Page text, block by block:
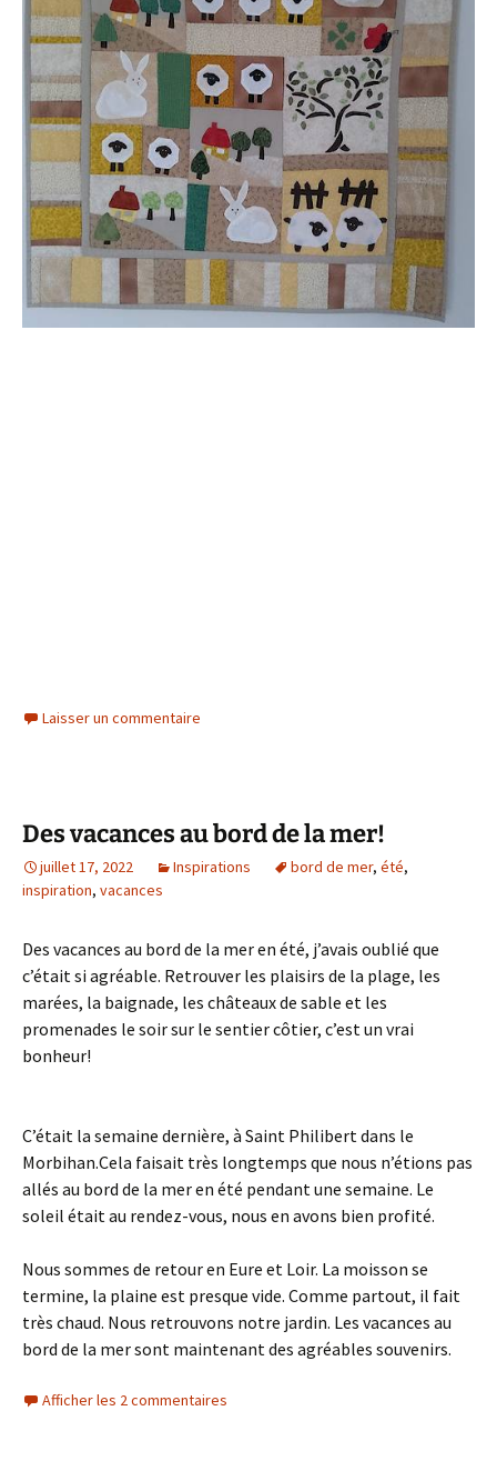
Laisser un commentaire
Des vacances au bord de la mer!
juillet 17, 2022 Inspirations bord de mer, été,
inspiration, vacances
Des vacances au bord de la mer en été, j’avais oublié que
c’était si agréable. Retrouver les plaisirs de la plage, les
marées, la baignade, les châteaux de sable et les
promenades le soir sur le sentier côtier, c’est un vrai
bonheur!
C’était la semaine dernière, à Saint Philibert dans le
Morbihan.Cela faisait très longtemps que nous n’étions pas
allés au bord de la mer en été pendant une semaine. Le
soleil était au rendez-vous, nous en avons bien profité.
Nous sommes de retour en Eure et Loir. La moisson se
termine, la plaine est presque vide. Comme partout, il fait
très chaud. Nous retrouvons notre jardin. Les vacances au
bord de la mer sont maintenant des agréables souvenirs.
Afficher les 2 commentaires